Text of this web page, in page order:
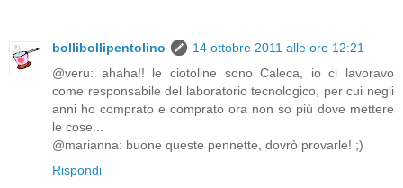
bollibollipentolino
14 ottobre 2011 alle ore 12:21
@veru: ahaha!! le ciotoline sono Caleca, io ci lavoravo
come responsabile del laboratorio tecnologico, per cui negli
anni ho comprato e comprato ora non so più dove mettere
le cose...
@marianna: buone queste pennette, dovrò provarle! ;)
Rispondi